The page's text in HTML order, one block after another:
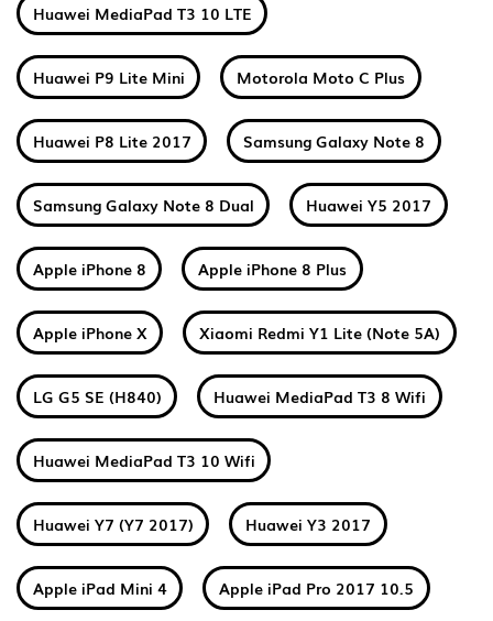
Huawei MediaPad T3 10 LTE
Huawei P9 Lite Mini Motorola Moto C Plus
Huawei P8 Lite 2017 Samsung Galaxy Note 8
Samsung Galaxy Note 8 Dual Huawei Y5 2017
Apple iPhone 8 Apple iPhone 8 Plus
Apple iPhone X Xiaomi Redmi Y1 Lite (Note 5A)
LG G5 SE (H840) Huawei MediaPad T3 8 Wifi
Huawei MediaPad T3 10 Wifi
Huawei Y7 (Y7 2017) Huawei Y3 2017
Apple iPad Mini 4 Apple iPad Pro 2017 10.5